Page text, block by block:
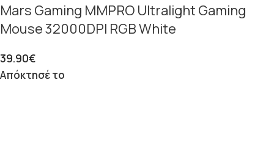
Mars Gaming MMPRO Ultralight Gaming
Mouse 32000DPI RGB White
39.90€
Απόκτησέ το